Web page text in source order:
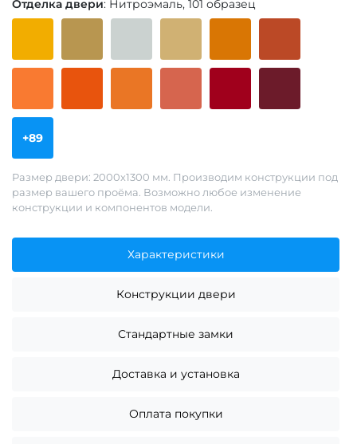
Отделка двери: Нитроэмаль, 101 образец
+89
Размер двери: 2000х1300 мм. Производим конструкции под
размер вашего проёма. Возможно любое изменение
конструкции и компонентов модели.
Характеристики
Конструкции двери
Стандартные замки
Доставка и установка
Оплата покупки